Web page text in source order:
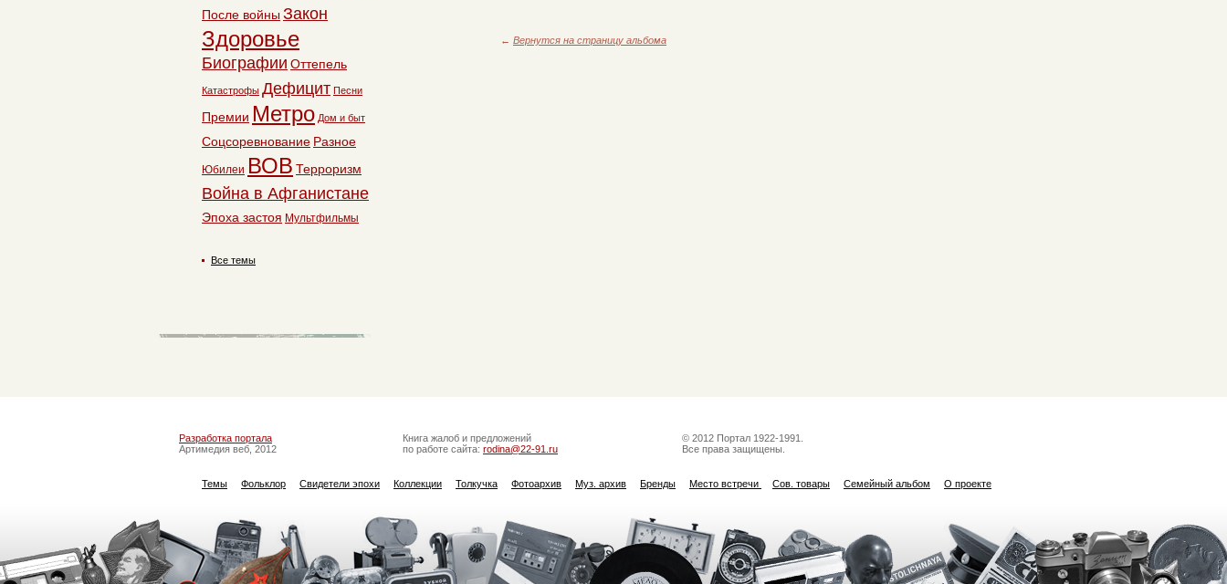
← Вернутся на страницу альбома
После войны Закон
Здоровье
Биографии Оттепель
Катастрофы Дефицит Песни
Премии Метро Дом и быт
Соцсоревнование Разное
Юбилеи ВОВ Терроризм
Война в Афганистане
Эпоха застоя Мультфильмы
Все темы
Разработка портала
Артимедия веб, 2012
Книга жалоб и предложений
по работе сайта: rodina@22-91.ru
© 2012 Портал 1922-1991.
Все права защищены.
Темы Фольклор Свидетели эпохи Коллекции Толкучка Фотоархив Муз. архив Бренды Место встречи Сов. товары Семейный альбом О проекте